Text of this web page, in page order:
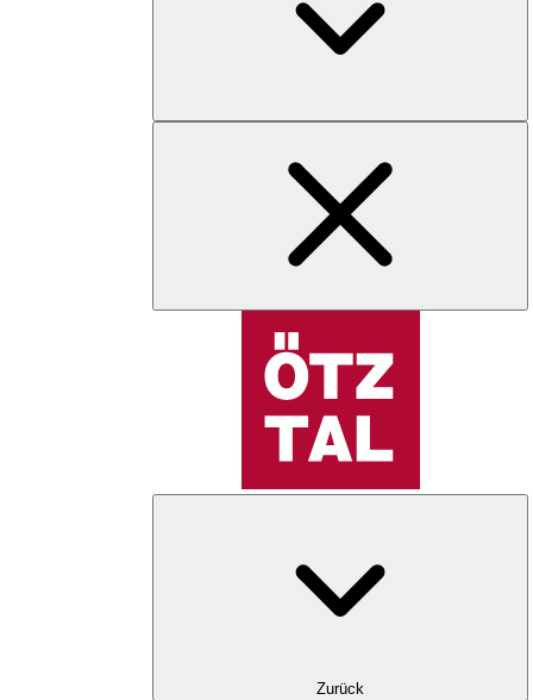
Zurück